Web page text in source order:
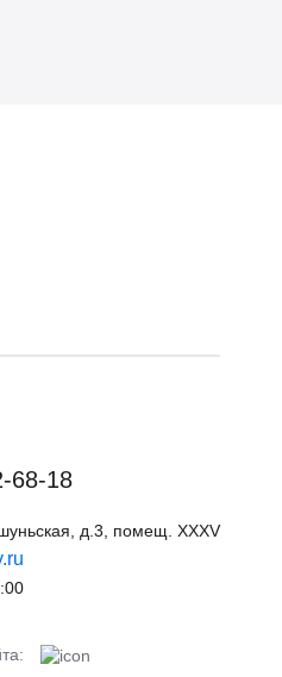
68-18
д.3, помещ. XXXV